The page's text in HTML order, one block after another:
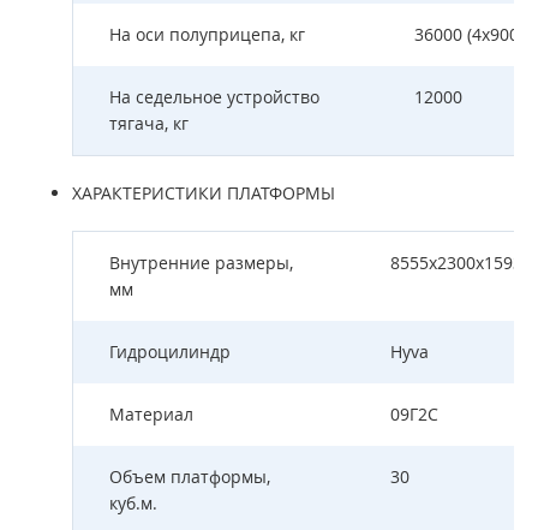
На оси полуприцепа, кг 36000 (4х9000)
На седельное устройство
тягача, кг
12000
ХАРАКТЕРИСТИКИ ПЛАТФОРМЫ
Внутренние размеры,
мм
8555х2300х1593
Гидроцилиндр Hyva
Материал 09Г2С
Объем платформы,
куб.м.
30